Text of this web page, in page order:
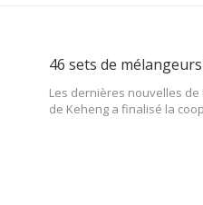
Les dernières nouvelles de
de Keheng a finalisé la